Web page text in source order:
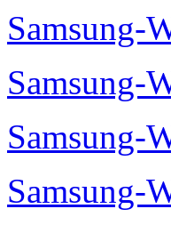
Samsung-
Samsung-
Samsung-
Samsung-